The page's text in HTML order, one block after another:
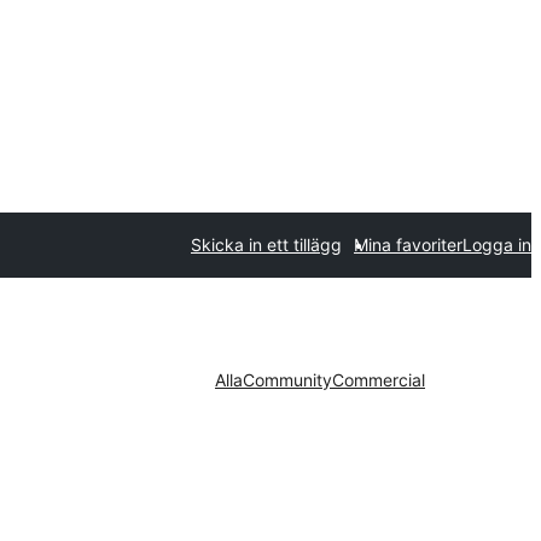
Skicka in ett tillägg Mina favoriterLogga in
AllaCommunityCommercial